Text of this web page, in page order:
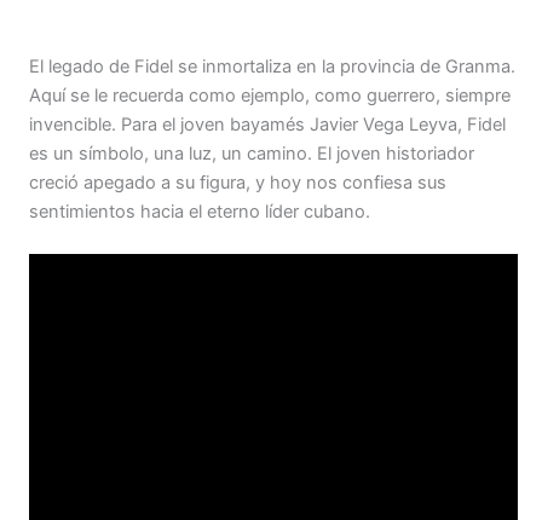
El legado de Fidel se inmortaliza en la provincia de Granma.
Aquí se le recuerda como ejemplo, como guerrero, siempre
invencible. Para el joven bayamés Javier Vega Leyva, Fidel
es un símbolo, una luz, un camino. El joven historiador
creció apegado a su figura, y hoy nos confiesa sus
sentimientos hacia el eterno líder cubano.